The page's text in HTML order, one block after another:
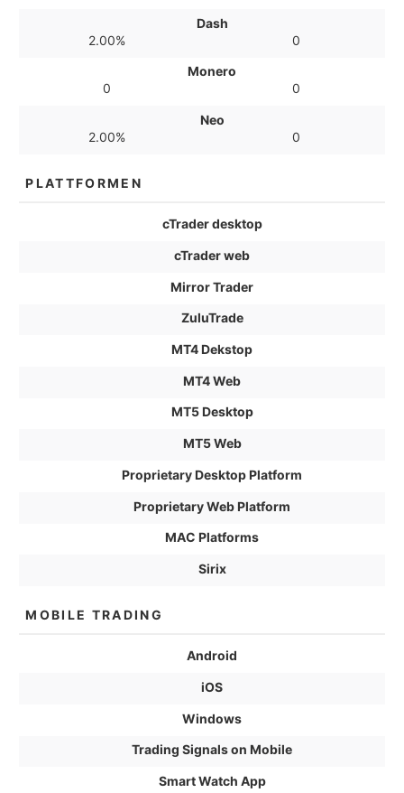
Dash
2.00%
0
Monero
0
0
Neo
2.00%
0
PLATTFORMEN
cTrader desktop
cTrader web
Mirror Trader
ZuluTrade
MT4 Dekstop
MT4 Web
MT5 Desktop
MT5 Web
Proprietary Desktop Platform
Proprietary Web Platform
MAC Platforms
Sirix
MOBILE TRADING
Android
iOS
Windows
Trading Signals on Mobile
Smart Watch App